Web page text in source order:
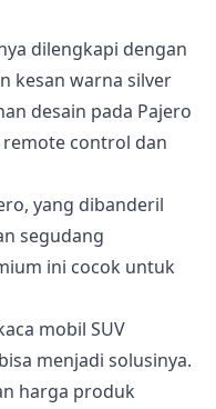
dilengkapi dengan
kesan warna silver
desain pada Pajero
remote control dan
yang dibanderil
segudang
ini cocok untuk
mobil SUV
menjadi solusinya.
harga produk